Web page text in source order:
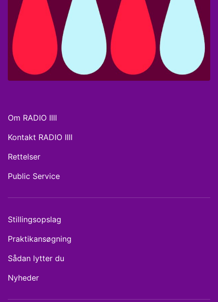
Om RADIO IIII
Kontakt RADIO IIII
Rettelser
Public Service
Stillingsopslag
Praktikansøgning
Sådan lytter du
Nyheder